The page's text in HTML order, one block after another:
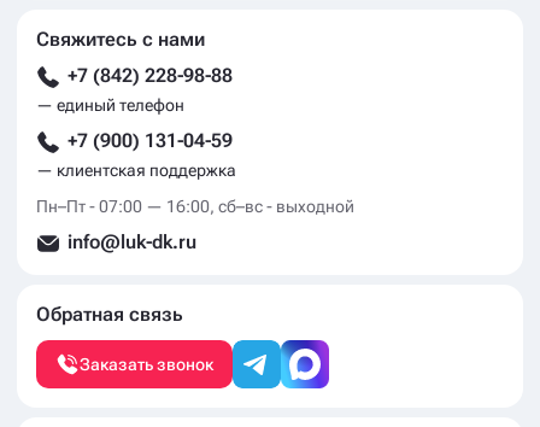
Свяжитесь с нами
+7 (842) 228-98-88
— единый телефон
+7 (900) 131-04-59
— клиентская поддержка
Пн–Пт - 07:00 — 16:00, сб–вс - выходной
info@luk-dk.ru
Обратная связь
Заказать звонок